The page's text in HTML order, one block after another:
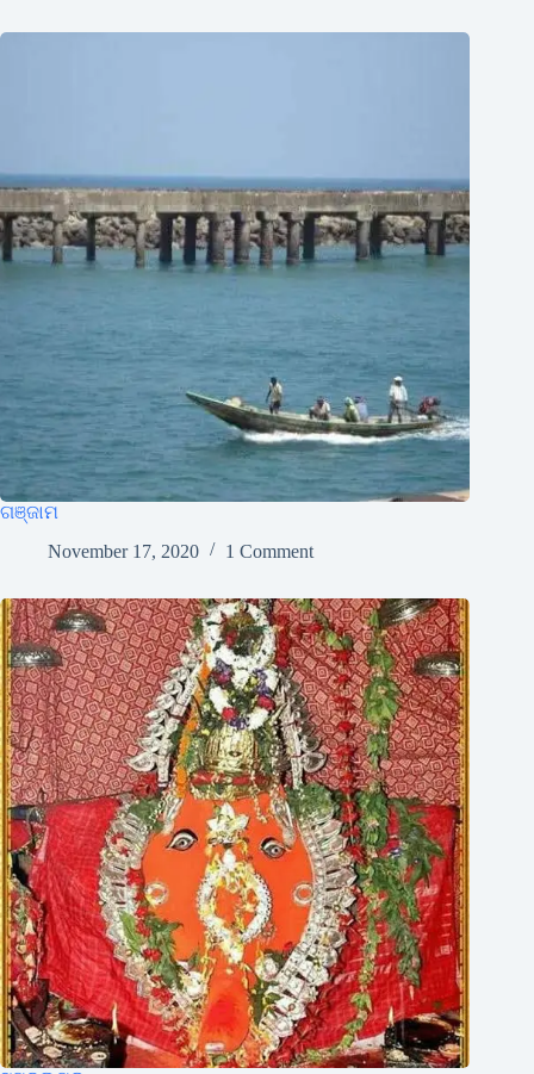
ଗଞ୍ଜାମ
November 17, 2020
1 Comment